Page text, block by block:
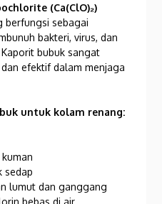
(Ca(ClO)₂)
berfungsi sebagai
bakteri, virus, dan
bubuk sangat
efektif dalam menjaga
untuk kolam renang:
sedap
lumut dan ganggang
bebas di air